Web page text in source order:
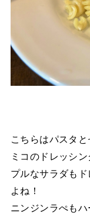
こちらはパスタ
ミコのドレッシ
プルなサラダも
よね！
ニンジンラぺも